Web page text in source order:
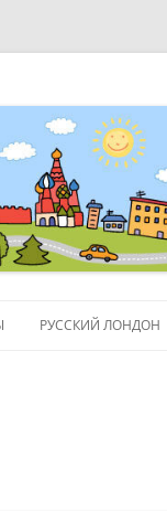
РУССКИЙ ЛОНДОН